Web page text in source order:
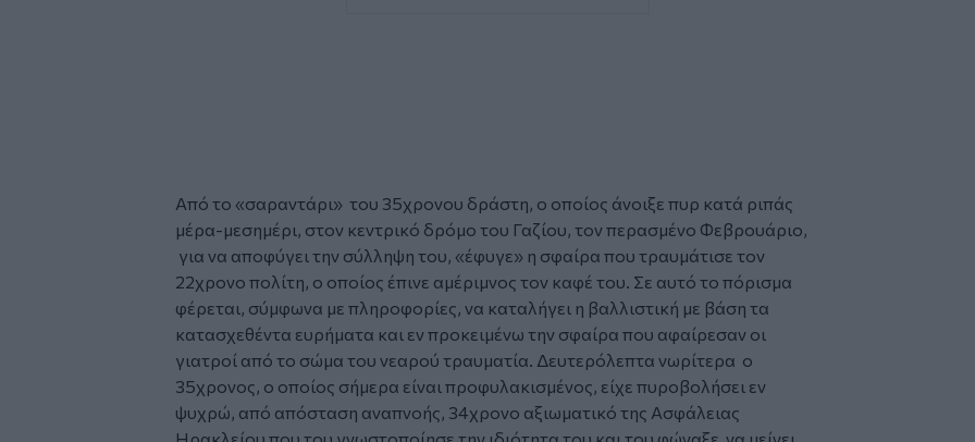
Από το «σαραντάρι» του 35χρονου δράστη, ο οποίος άνοιξε πυρ κατά ριπάς
μέρα-μεσημέρι, στον κεντρικό δρόμο του Γαζίου, τον περασμένο Φεβρουάριο,
για να αποφύγει την σύλληψη του, «έφυγε» η σφαίρα που τραυμάτισε τον
22χρονο πολίτη, ο οποίος έπινε αμέριμνος τον καφέ του. Σε αυτό το πόρισμα
φέρεται, σύμφωνα με πληροφορίες, να καταλήγει η βαλλιστική με βάση τα
κατασχεθέντα ευρήματα και εν προκειμένω την σφαίρα που αφαίρεσαν οι
γιατροί από το σώμα του νεαρού τραυματία. Δευτερόλεπτα νωρίτερα ο
35χρονος, ο οποίος σήμερα είναι προφυλακισμένος, είχε πυροβολήσει εν
ψυχρώ, από απόσταση αναπνοής, 34χρονο αξιωματικό της Ασφάλειας